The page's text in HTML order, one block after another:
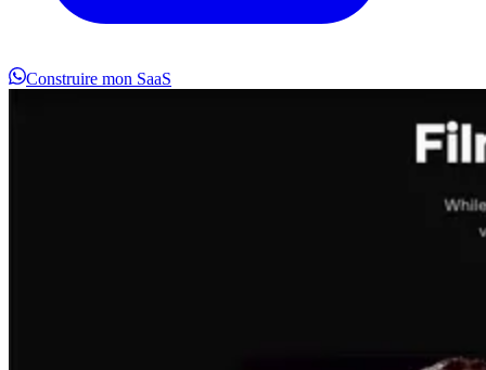
Construire mon SaaS